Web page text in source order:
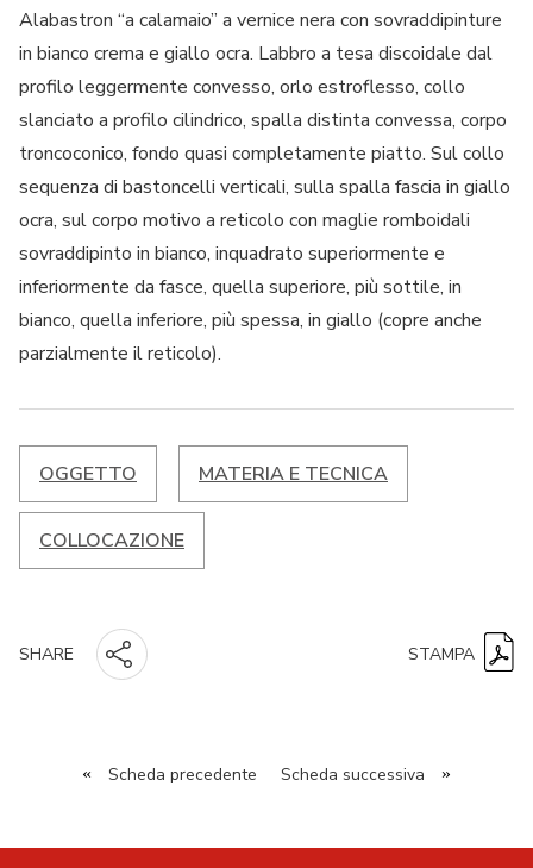
Alabastron “a calamaio” a vernice nera con sovraddipinture
in bianco crema e giallo ocra. Labbro a tesa discoidale dal
profilo leggermente convesso, orlo estroflesso, collo
slanciato a profilo cilindrico, spalla distinta convessa, corpo
troncoconico, fondo quasi completamente piatto. Sul collo
sequenza di bastoncelli verticali, sulla spalla fascia in giallo
ocra, sul corpo motivo a reticolo con maglie romboidali
sovraddipinto in bianco, inquadrato superiormente e
inferiormente da fasce, quella superiore, più sottile, in
bianco, quella inferiore, più spessa, in giallo (copre anche
parzialmente il reticolo).
OGGETTO MATERIA E TECNICA
COLLOCAZIONE
SHARE STAMPA
« Scheda precedente Scheda successiva »